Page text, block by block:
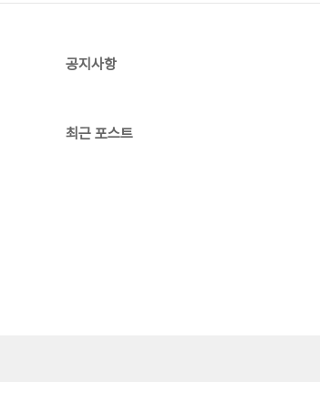
공지사항
최근 포스트